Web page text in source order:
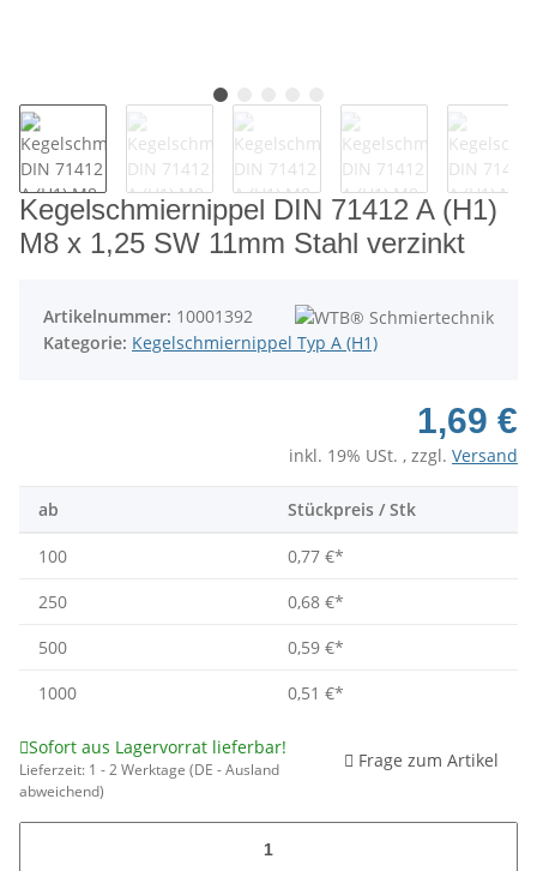
Kegelschmiernippel DIN 71412 A (H1)
M8 x 1,25 SW 11mm Stahl verzinkt
Artikelnummer: 10001392
Kategorie: Kegelschmiernippel Typ A (H1)
1,69 €
inkl. 19% USt. , zzgl. Versand
ab Stückpreis / Stk
100 0,77 €*
250
0,68 €*
500
0,59 €*
1000
0,51 €*
Sofort aus Lagervorrat lieferbar!
Lieferzeit: 1 - 2 Werktage (DE - Ausland
abweichend)
Frage zum Artikel